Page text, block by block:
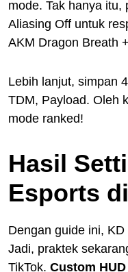
mode. Tak hanya itu,
Aliasing Off untuk
AKM Dragon Breath
Lebih lanjut, simpan
TDM, Payload. Oleh
mode ranked!
Hasil
Esports
Dengan guide ini,
Jadi, praktek
TikTok. Custom